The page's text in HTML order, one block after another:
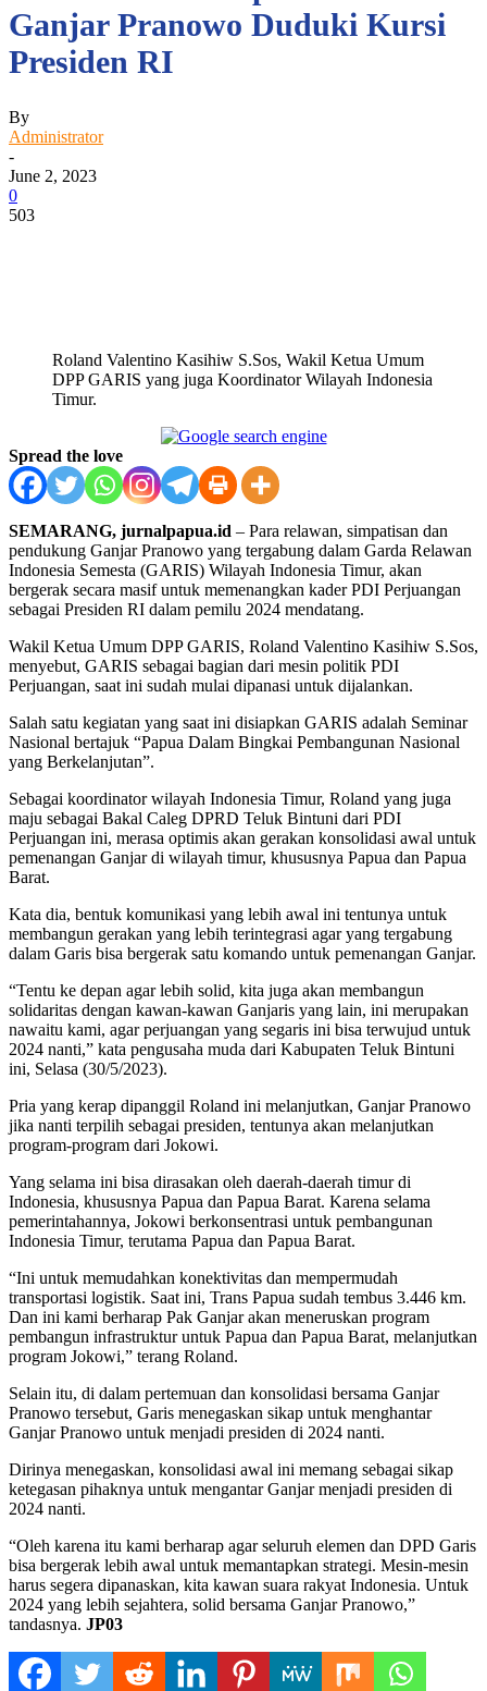
Ganjar Pranowo Duduki Kursi
Presiden RI
By
Administrator
-
June 2, 2023
0
503
Roland Valentino Kasihiw S.Sos, Wakil Ketua Umum
DPP GARIS yang juga Koordinator Wilayah Indonesia
Timur.
Spread the love
SEMARANG, jurnalpapua.id – Para relawan, simpatisan dan
pendukung Ganjar Pranowo yang tergabung dalam Garda Relawan
Indonesia Semesta (GARIS) Wilayah Indonesia Timur, akan
bergerak secara masif untuk memenangkan kader PDI Perjuangan
sebagai Presiden RI dalam pemilu 2024 mendatang.
Wakil Ketua Umum DPP GARIS, Roland Valentino Kasihiw S.Sos,
menyebut, GARIS sebagai bagian dari mesin politik PDI
Perjuangan, saat ini sudah mulai dipanasi untuk dijalankan.
Salah satu kegiatan yang saat ini disiapkan GARIS adalah Seminar
Nasional bertajuk “Papua Dalam Bingkai Pembangunan Nasional
yang Berkelanjutan”.
Sebagai koordinator wilayah Indonesia Timur, Roland yang juga
maju sebagai Bakal Caleg DPRD Teluk Bintuni dari PDI
Perjuangan ini, merasa optimis akan gerakan konsolidasi awal untuk
pemenangan Ganjar di wilayah timur, khususnya Papua dan Papua
Barat.
Kata dia, bentuk komunikasi yang lebih awal ini tentunya untuk
membangun gerakan yang lebih terintegrasi agar yang tergabung
dalam Garis bisa bergerak satu komando untuk pemenangan Ganjar.
“Tentu ke depan agar lebih solid, kita juga akan membangun
solidaritas dengan kawan-kawan Ganjaris yang lain, ini merupakan
nawaitu kami, agar perjuangan yang segaris ini bisa terwujud untuk
2024 nanti,” kata pengusaha muda dari Kabupaten Teluk Bintuni
ini, Selasa (30/5/2023).
Pria yang kerap dipanggil Roland ini melanjutkan, Ganjar Pranowo
jika nanti terpilih sebagai presiden, tentunya akan melanjutkan
program-program dari Jokowi.
Yang selama ini bisa dirasakan oleh daerah-daerah timur di
Indonesia, khususnya Papua dan Papua Barat. Karena selama
pemerintahannya, Jokowi berkonsentrasi untuk pembangunan
Indonesia Timur, terutama Papua dan Papua Barat.
“Ini untuk memudahkan konektivitas dan mempermudah
transportasi logistik. Saat ini, Trans Papua sudah tembus 3.446 km.
Dan ini kami berharap Pak Ganjar akan meneruskan program
pembangun infrastruktur untuk Papua dan Papua Barat, melanjutkan
program Jokowi,” terang Roland.
Selain itu, di dalam pertemuan dan konsolidasi bersama Ganjar
Pranowo tersebut, Garis menegaskan sikap untuk menghantar
Ganjar Pranowo untuk menjadi presiden di 2024 nanti.
Dirinya menegaskan, konsolidasi awal ini memang sebagai sikap
ketegasan pihaknya untuk mengantar Ganjar menjadi presiden di
2024 nanti.
“Oleh karena itu kami berharap agar seluruh elemen dan DPD Garis
bisa bergerak lebih awal untuk memantapkan strategi. Mesin-mesin
harus segera dipanaskan, kita kawan suara rakyat Indonesia. Untuk
2024 yang lebih sejahtera, solid bersama Ganjar Pranowo,”
tandasnya. JP03